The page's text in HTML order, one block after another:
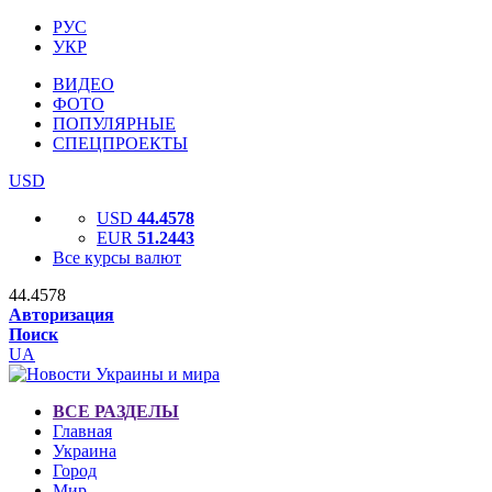
РУС
УКР
ВИДЕО
ФОТО
ПОПУЛЯРНЫЕ
СПЕЦПРОЕКТЫ
USD
USD 44.4578
EUR 51.2443
Все курсы валют
44.4578
Авторизация
Поиск
UA
ВСЕ РАЗДЕЛЫ
Главная
Украина
Город